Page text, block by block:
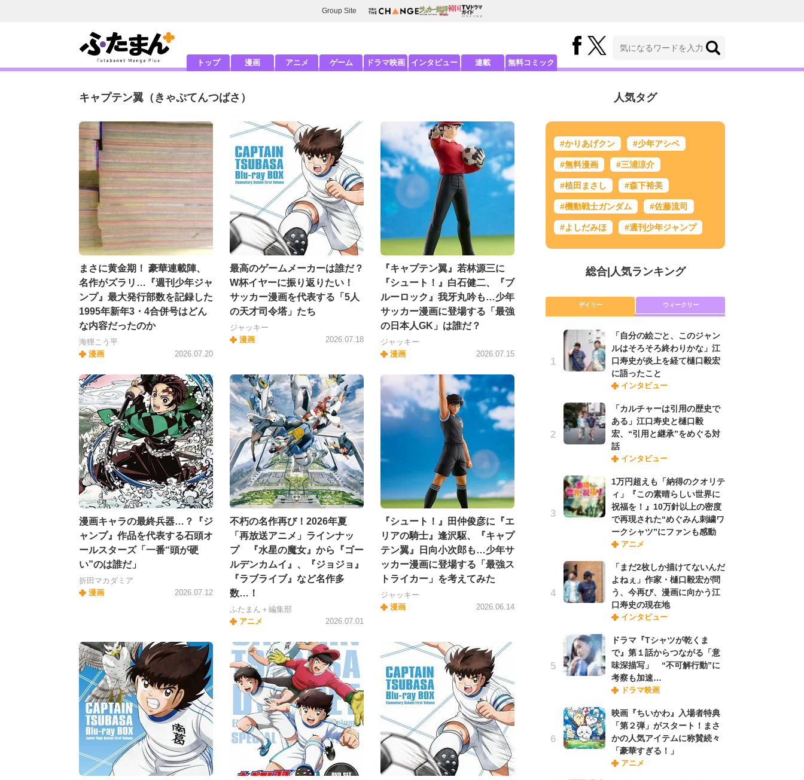
Group Site
トップ 漫画 アニメ ゲーム ドラマ映画 インタビュー 連載 無料コミック
キャプテン翼 （きゃぷてんつばさ）
まさに黄金期！ 豪華連載陣、
名作がズラリ…『週刊少年ジャ
ンプ』最大発行部数を記録した
1995年新年3・4合併号はどん
な内容だったのか
海狸こう平
漫画
2026.07.20
最高のゲームメーカーは誰だ？
W杯イヤーに振り返りたい！
サッカー漫画を代表する「5人
の天才司令塔」たち
ジャッキー
漫画
2026.07.18
『キャプテン翼』若林源三に
『シュート！』白石健二、『ブ
ルーロック』我牙丸吟も…少年
サッカー漫画に登場する「最強
の日本人GK」は誰だ？
ジャッキー
漫画
2026.07.15
漫画キャラの最終兵器…？『ジ
ャンプ』作品を代表する石頭オ
ールスターズ「一番“頭が硬
い”のは誰だ」
折田マカダミア
漫画
2026.07.12
不朽の名作再び！2026年夏
「再放送アニメ」ラインナッ
プ 『水星の魔女』から『ゴー
ルデンカムイ』、『ジョジョ』
『ラブライブ』など名作多
数…！
ふたまん＋編集部
アニメ
2026.07.01
『シュート！』田仲俊彦に『エ
リアの騎士』逢沢駆、『キャプ
テン翼』日向小次郎も…少年サ
ッカー漫画に登場する「最強ス
トライカー」を考えてみた
ジャッキー
漫画
2026.06.14
人気タグ
#かりあげクン #少年アシベ
#無料漫画 #三浦涼介
#植田まさし #森下裕美
#機動戦士ガンダム #佐藤流司
#よしだみほ #週刊少年ジャンプ
総合| 人気ランキング
デイリー ウィークリー
「自分の絵ごと、このジャン
ルはそろそろ終わりかな」江
口寿史が炎上を経て樋口毅宏
に語ったこと
インタビュー
「カルチャーは引用の歴史で
ある」江口寿史と樋口毅
宏、“引用と継承”をめぐる対
話
インタビュー
1万円超えも「納得のクオリテ
ィ」『この素晴らしい世界に
祝福を！』10万針以上の密度
で再現された“めぐみん刺繍ワ
ークシャツ”にファンも感動
アニメ
「まだ2枚しか描けてないんだ
よねぇ」作家・樋口毅宏が問
う、今再び、漫画に向かう江
口寿史の現在地
インタビュー
ドラマ『Tシャツが乾くま
で』第１話からつながる「意
味深描写」 “不可解行動”に
考察も加速…
ドラマ映画
映画『ちいかわ』入場者特典
「第２弾」がスタート！まさ
かの人気アイテムに称賛続々
「豪華すぎる！」
アニメ